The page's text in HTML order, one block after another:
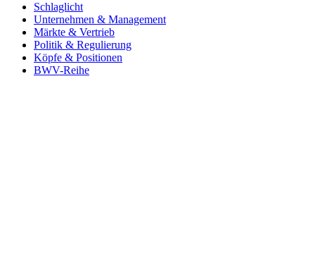
Schlaglicht
Unternehmen & Management
Märkte & Vertrieb
Politik & Regulierung
Köpfe & Positionen
BWV-Reihe